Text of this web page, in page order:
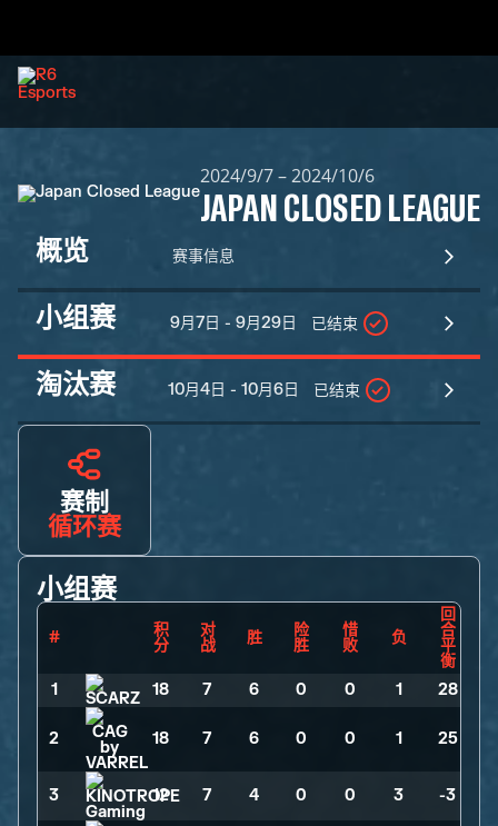
2024/9/7 – 2024/10/6
JAPAN CLOSED LEAGUE
概览 赛事信息
小组赛 9月7日 - 9月29日 已结束
淘汰赛 10月4日 - 10月6日 已结束
赛制
循环赛
小组赛
#
积
分
对
战
胜
险
胜
惜
败
负
回
合
平
衡
1
18 7 6 0 0 1 28
2 18 7 6 0 0 1 25
3 12 > 7 4 0 0 3 -3